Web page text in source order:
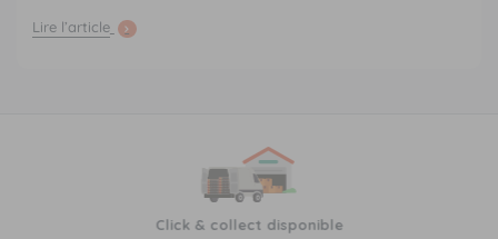
Lire l’article
Click & collect disponible